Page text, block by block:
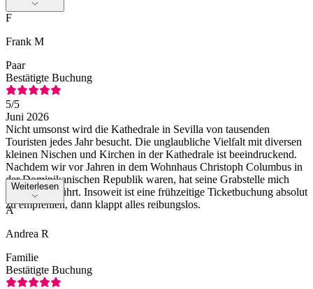
F
Frank M
Paar
Bestätigte Buchung
5/5
Juni 2026
Nicht umsonst wird die Kathedrale in Sevilla von tausenden
Touristen jedes Jahr besucht. Die unglaubliche Vielfalt mit diversen
kleinen Nischen und Kirchen in der Kathedrale ist beeindruckend.
Nachdem wir vor Jahren in dem Wohnhaus Christoph Columbus in
der Dominikanischen Republik waren, hat seine Grabstelle mich
noch tief berührt. Insoweit ist eine frühzeitige Ticketbuchung absolut
zu empfehlen, dann klappt alles reibungslos.
Weiterlesen
A
Andrea R
Familie
Bestätigte Buchung